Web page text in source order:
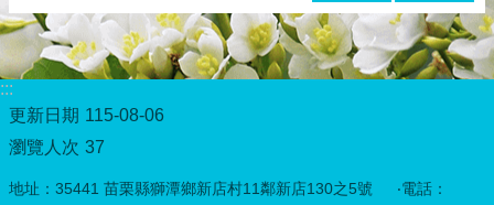
:::
更新日期 115-08-06
瀏覽人次 37
地址：35441 苗栗縣獅潭鄉新店村11鄰新店130之5號 ‧電話：